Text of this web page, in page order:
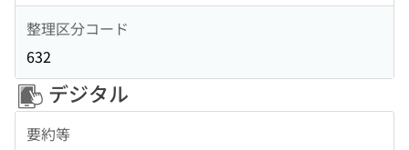
整理区分コード
632
デジタル
要約等